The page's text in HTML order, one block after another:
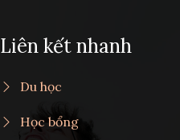
Liên kết nhanh
Du học
Học bổng